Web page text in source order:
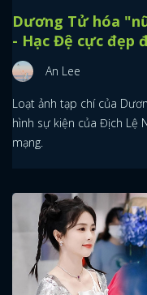
Dương Tử hóa
- Hạc Đệ cực đẹp
An Lee
Loạt ảnh tạp chí của
hình sự kiện của Địch Lệ
mạng.